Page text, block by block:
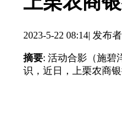
2023-5-22 08:14| 发布
摘要: 活动合影（施
识，近日，上栗农商